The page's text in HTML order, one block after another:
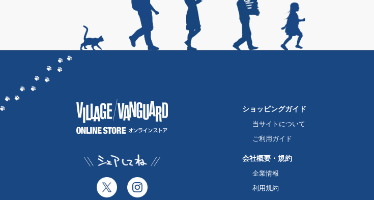
ショッピングガイド
当サイトについて
ご利用ガイド
会社概要・規約
企業情報
利用規約